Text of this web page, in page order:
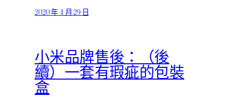
2020 年 4 月 29 日
小米品牌售後：（後
續）一套有瑕疵的包裝
盒